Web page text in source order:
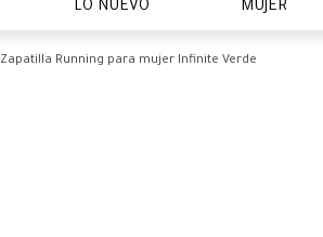
LO NUEVO MUJER
Zapatilla Running para mujer Infinite Verde